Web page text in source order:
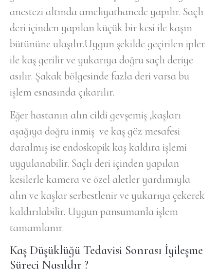
anestezi altında ameliyathanede yapılır. Saçlı
deri içinden yapılan küçük bir kesi ile kaşın
bütününe ulaşılır.Uygun şekilde geçirilen ipler
ile kaş gerilir ve yukarıya doğru saçlı deriye
asılır. Şakak bölgesinde fazla deri varsa bu
işlem esnasında çıkarılır.
Eğer hastanın alın cildi gevşemiş ,kaşları
aşağıya doğru inmiş ve kaş göz mesafesi
daralmış ise endoskopik kaş kaldıra işlemi
uygulanabilir. Saçlı deri içinden yapılan
kesilerle kamera ve özel aletler yardımıyla
alın ve kaşlar serbestlenir ve yukarıya çekerek
kaldırılabilir. Uygun pansumanla işlem
tamamlanır.
Kaş Düşüklüğü Tedavisi Sonrası İyileşme
Süreci Nasıldır ?